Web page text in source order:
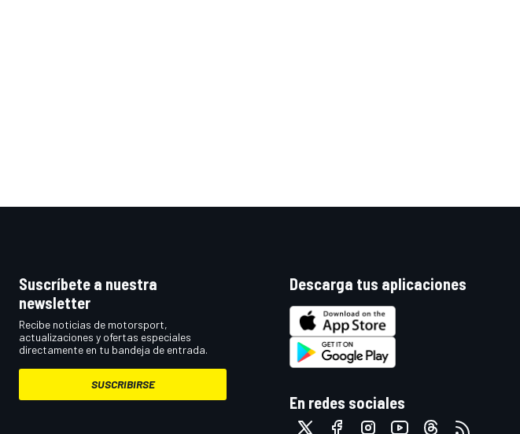
MÁS CATEGORÍAS
Suscríbete a nuestra
newsletter
Recibe noticias de motorsport,
actualizaciones y ofertas especiales
directamente en tu bandeja de entrada.
SUSCRIBIRSE
Descarga tus aplicaciones
En redes sociales